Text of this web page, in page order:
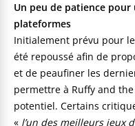
Un peu de patience
plateformes
Initialement prévu pour
été repoussé afin de
et de peaufiner les
permettre à Ruffy and
potentiel. Certains
« l’un des meilleurs jeux